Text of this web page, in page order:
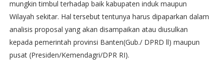
mungkin timbul terhadap baik kabupaten induk maupun
Wilayah sekitar. Hal tersebut tentunya harus dipaparkan dalam
analisis proposal yang akan disampaikan atau diusulkan
kepada pemerintah provinsi Banten(Gub./ DPRD ll) maupun
pusat (Presiden/Kemendagri/DPR RI).